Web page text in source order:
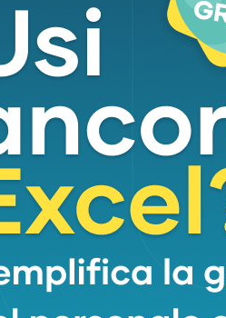
mesi precedenti: dopo
ad aprile, il marchio ha
continua a fornire
4.096 vetture, in
quota di mercato del
le immatricolazioni
del mercato nazionale.
automobilistico italiano
mese.